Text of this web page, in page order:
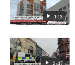
1:13
2:47